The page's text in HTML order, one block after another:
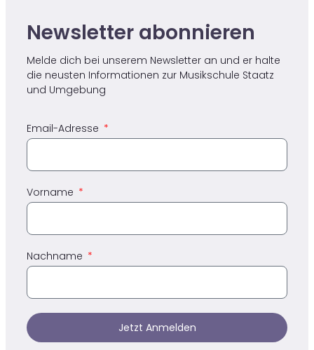
Newsletter abonnieren ​
Melde dich bei unserem Newsletter an und er halte
die neusten Informationen zur Musikschule Staatz​
und Umgebung
Email-Adresse
Vorname
Nachname
Jetzt Anmelden